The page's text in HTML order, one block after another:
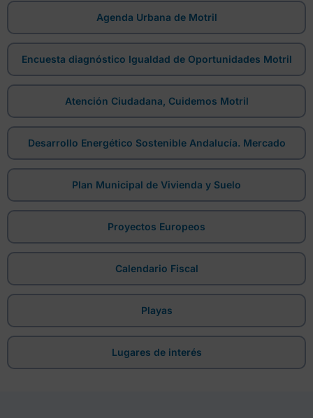
Agenda Urbana de Motril
Encuesta diagnóstico Igualdad de Oportunidades Motril
Atención Ciudadana, Cuidemos Motril
Desarrollo Energético Sostenible Andalucía. Mercado
Plan Municipal de Vivienda y Suelo
Proyectos Europeos
Calendario Fiscal
Playas
Lugares de interés